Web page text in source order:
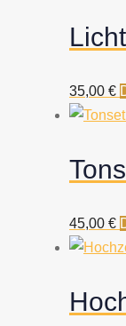
35,00 €
45,00 €